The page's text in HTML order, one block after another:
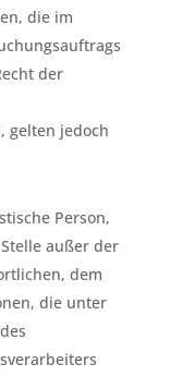
die im
der
gelten jedoch
Person,
außer der
dem
die unter